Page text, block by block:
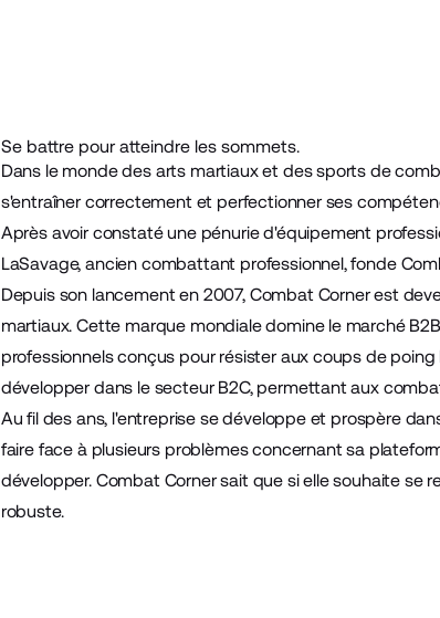
Se battre pour atteindre les sommets.
Dans le monde des arts martiaux et des sports de
s'entraîner correctement et perfectionner ses
Après avoir constaté une pénurie d'équipement
LaSavage, ancien combattant professionnel, fonde
Depuis son lancement en 2007, Combat Corner est
martiaux. Cette marque mondiale domine le marché
professionnels conçus pour résister aux coups de
développer dans le secteur B2C, permettant aux
Au fil des ans, l'entreprise se développe et prospère
faire face à plusieurs problèmes concernant sa
développer. Combat Corner sait que si elle souhaite se
robuste.